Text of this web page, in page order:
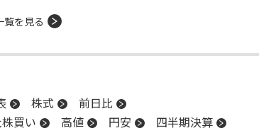
覧を見る
株式
前日比
買い 高値 円安
四半期決算